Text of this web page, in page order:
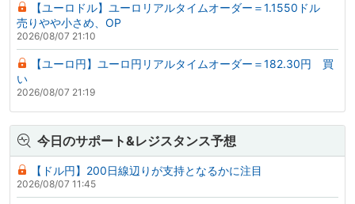
【ユーロドル】ユーロリアルタイムオーダー＝1.1550ドル
売りやや小さめ、OP
2026/08/07 21:10
【ユーロ円】ユーロ円リアルタイムオーダー＝182.30円 買
い
2026/08/07 21:19
今日のサポート&レジスタンス予想
【ドル円】200日線辺りが支持となるかに注目
2026/08/07 11:45